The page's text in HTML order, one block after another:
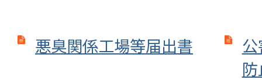
悪臭関係工場等届出書